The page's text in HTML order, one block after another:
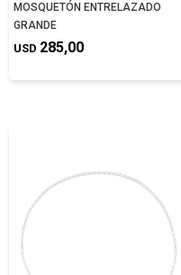
MOSQUETÓN ENTRELAZADO
GRANDE
USD 285,00